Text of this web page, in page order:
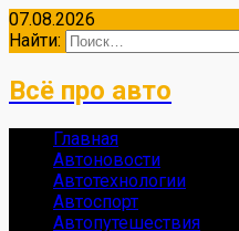
07.08.2026
Найти:
Всё про авто
Главная
Автоновости
Автотехнологии
Автоспорт
Автопутешествия